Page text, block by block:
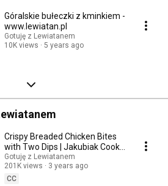
Góralskie bułeczki z kminkiem -
www.lewiatan.pl
Gotuję z Lewiatanem
10K views
5 years ago
Crispy Breaded Chicken Bites
with Two Dips | Jakubiak Cooks
with Lewiatan Ep. 4
Gotuję z Lewiatanem
201K views
3 years ago
CC